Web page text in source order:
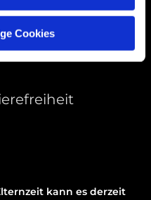
Cookies
kann es derzeit